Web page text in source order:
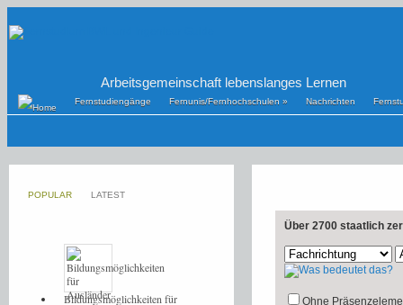
Arbeitsgemeinschaft lebenslanges Lernen
Fernstudiengänge Fernunis/Fernhochschulen » Nachrichten
Über 2700 staatlich
Ohne
POPULAR LATEST
Bildungsmöglichkeiten für